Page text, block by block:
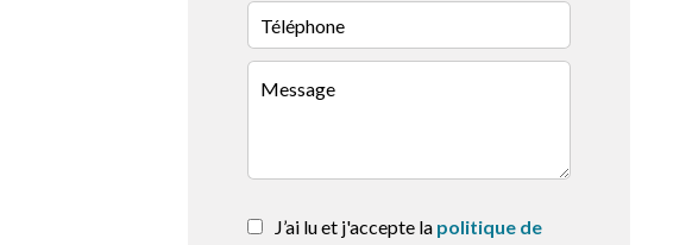
J’ai lu et j'accepte la politique de